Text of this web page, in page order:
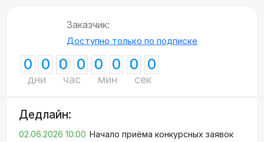
Заказчик:
Доступно только по подписке
0 0
дни
0 0
час
0 0
мин
0 0
сек
Дедлайн:
02.06.2026 10:00 Начало приёма конкурсных заявок